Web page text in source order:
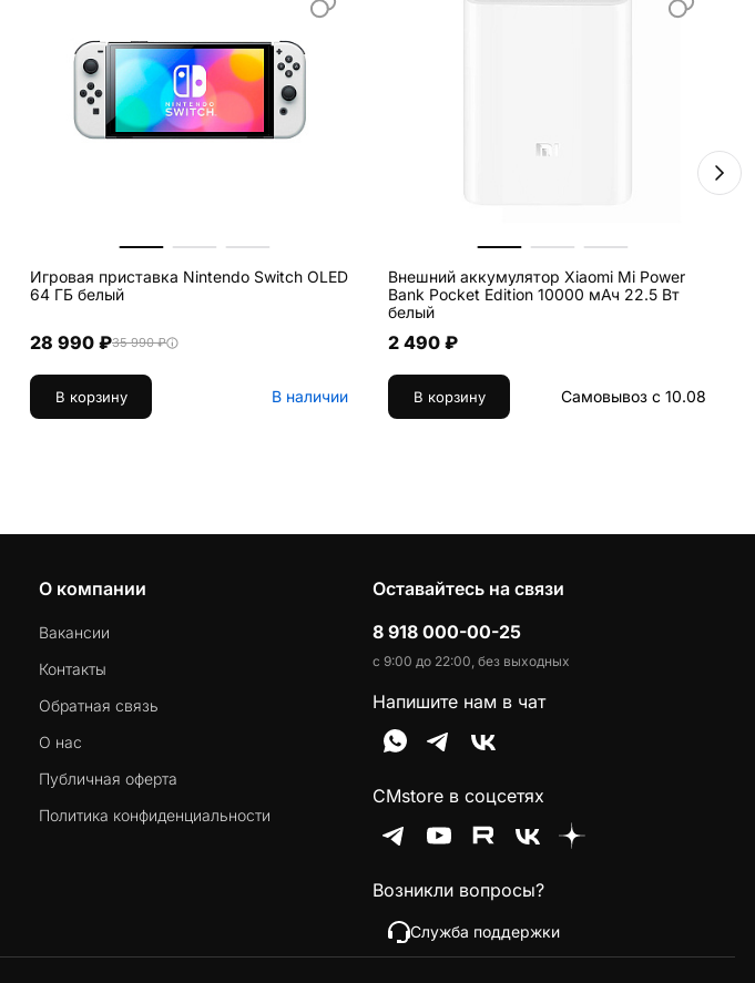
Игровая приставка Nintendo Switch OLED
64 ГБ белый
28 990 ₽35 990 ₽
В корзину В наличии
Внешний аккумулятор Xiaomi Mi Power
Bank Pocket Edition 10000 мАч 22.5 Вт
белый
2 490 ₽
В корзину Самовывоз с 10.08
О компании
Вакансии
Контакты
Обратная связь
О нас
Публичная оферта
Политика конфиденциальности
Оставайтесь на связи
8 918 000-00-25
с 9:00 до 22:00, без выходных
Напишите нам в чат
CMstore в соцсетях
Возникли вопросы?
Служба поддержки